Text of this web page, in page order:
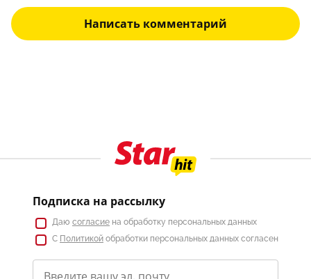
Написать комментарий
Подписка на рассылку
Даю согласие на обработку персональных данных
С Политикой обработки персональных данных согласен